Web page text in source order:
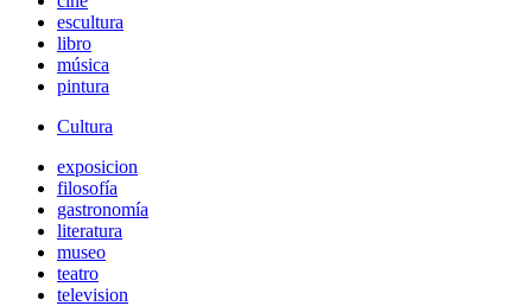
escultura
libro
música
pintura
Cultura
exposicion
filosofía
gastronomía
literatura
museo
teatro
television